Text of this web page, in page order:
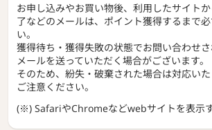
お申し込みやお買い物後、利用したサイト
了などのメールは、ポイント獲得するまで
い。
獲得待ち・獲得失敗の状態でお問い合わせ
メールを送っていただく場合がございます。
そのため、紛失・破棄された場合は対応いた
ご注意ください。
(※) SafariやChromeなどwebサイトを表示